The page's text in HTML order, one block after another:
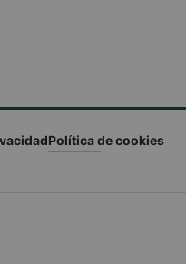
Política de cookies